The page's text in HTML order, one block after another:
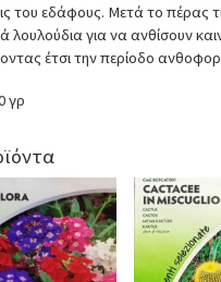
του εδάφους. Μετά το πέρας
λουλούδια για να ανθίσουν
έτσι την περίοδο
γρ